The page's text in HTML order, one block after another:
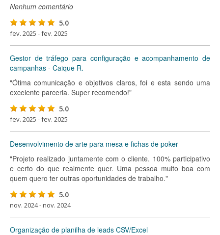
Nenhum comentário
5.0
fev. 2025 - fev. 2025
Gestor de tráfego para configuração e acompanhamento de
campanhas - Caique R.
"Ótima comunicação e objetivos claros, foi e esta sendo uma
excelente parceria. Super recomendo!"
5.0
fev. 2025 - fev. 2025
Desenvolvimento de arte para mesa e fichas de poker
"Projeto realizado juntamente com o cliente. 100% participativo
e certo do que realmente quer. Uma pessoa muito boa com
quem quero ter outras oportunidades de trabalho."
5.0
nov. 2024 - nov. 2024
Organização de planilha de leads CSV/Excel